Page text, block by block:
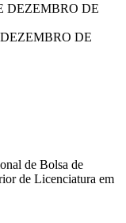
DEZEMBRO DE
DE
de Bolsa de
de Licenciatura em